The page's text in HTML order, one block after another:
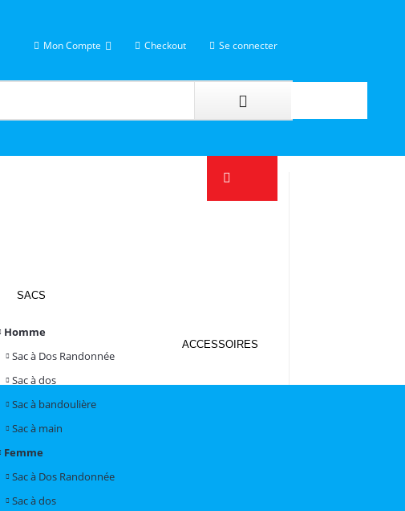
Mon Compte Checkout Se connecter
SACS
Homme
Sac à Dos Randonnée
Sac à dos
Sac à bandoulière
Sac à main
Femme
Sac à Dos Randonnée
Sac à dos
ACCESSOIRES